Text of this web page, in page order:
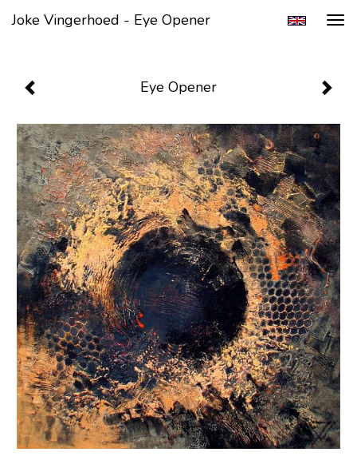
Joke Vingerhoed - Eye Opener
Eye Opener